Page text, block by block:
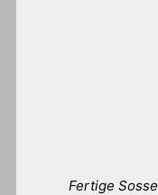
Fertige Sosse